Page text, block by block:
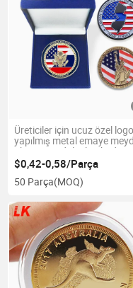
Üreticiler için ucuz özel logo
yapılmış metal emaye
okuma madalyaları hediye
$0,42-0,58/Parça
50 Parça(MOQ)